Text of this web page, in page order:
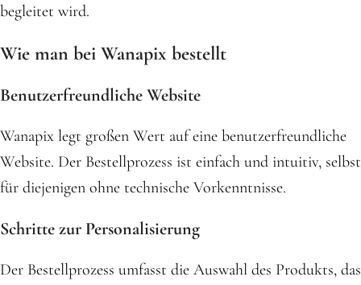
begleitet wird.
Wie man bei Wanapix bestellt
Benutzerfreundliche Website
Wanapix legt großen Wert auf eine benutzerfreundliche
Website. Der Bestellprozess ist einfach und intuitiv, selbst
für diejenigen ohne technische Vorkenntnisse.
Schritte zur Personalisierung
Der Bestellprozess umfasst die Auswahl des Produkts, das